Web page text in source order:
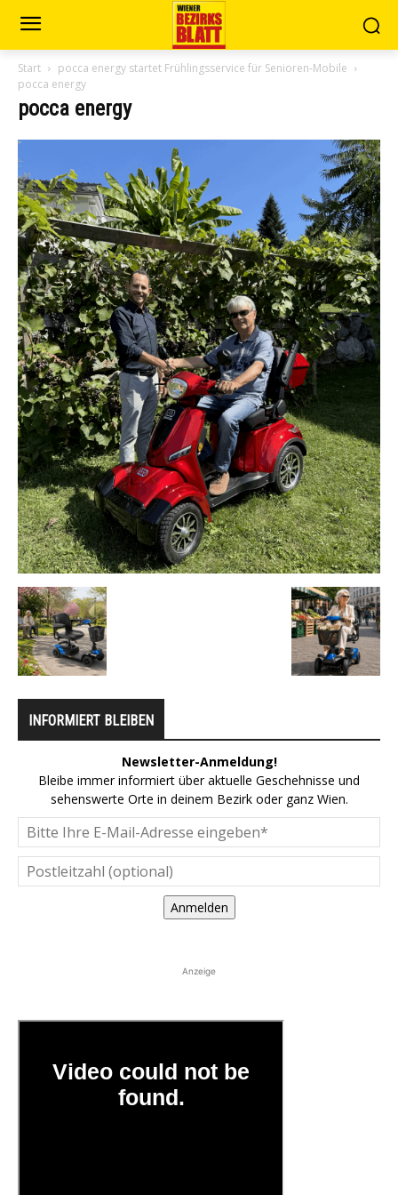
Start
pocca energy startet Frühlingsservice für Senioren-Mobile
pocca energy
pocca energy
INFORMIERT BLEIBEN
Newsletter-Anmeldung!
Bleibe immer informiert über aktuelle Geschehnisse und
sehenswerte Orte in deinem Bezirk oder ganz Wien.
Anmelden
Anzeige